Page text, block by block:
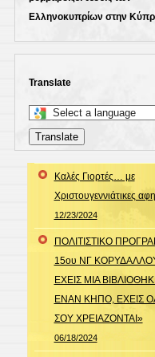
Ελληνοκυπρίων στην
Translate
Select
a
language
translate
page
Translate
Καλές Γιορτές… με
Χριστουγεννιάτικες
12/23/2024
ΠΟΛΙΤΙΣΤΙΚΟ
15ου ΝΓ
ΕΧΕΙΣ ΜΙΑ
ΕΝΑΝ ΚΗΠΟ, ΕΧΕΙΣ
ΣΟΥ ΧΡΕΙΑΖΟΝΤΑΙ»
06/18/2024